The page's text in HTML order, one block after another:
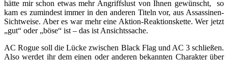
hätte mir schon etwas mehr Angriffslust von Ihnen gewünscht, so
kam es zumindest immer in den anderen Titeln vor, aus Assassinen-
Sichtweise. Aber es war mehr eine Aktion-Reaktionskette. Wer jetzt
„gut“ oder „böse“ ist – das ist Ansichtssache.
AC Rogue soll die Lücke zwischen Black Flag und AC 3 schließen.
Also werdet ihr dem einen oder anderen bekannten Charakter über